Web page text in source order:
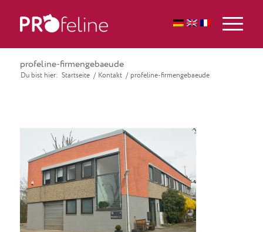
profeline-firmengebaeude
Du bist hier: Startseite / Kontakt / profeline-firmengebaeude